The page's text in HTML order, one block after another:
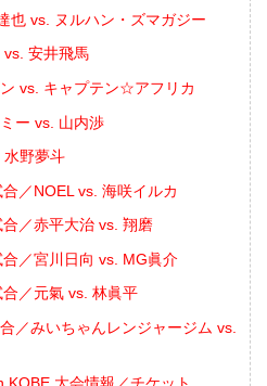
也 vs. ヌルハン・ズマガジー
安井飛馬
vs. キャプテン☆アフリカ
ー vs. 山内渉
水野夢斗
／NOEL vs. 海咲イルカ
／赤平大治 vs. 翔磨
／宮川日向 vs. MG眞介
／元氣 vs. 林眞平
／みいちゃんレンジャージム vs.